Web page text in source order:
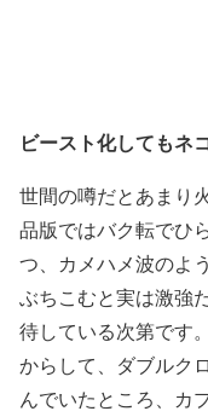
ビースト化してもネ
世間の噂だとあまり
品版ではバク転でひ
つ、カメハメ波のよ
ぶちこむと実は激強
待している次第です
からして、ダブルク
んでいたところ、カ